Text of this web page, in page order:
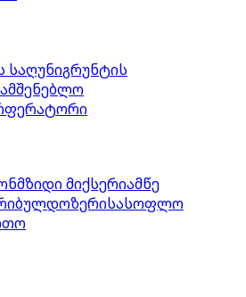
საღუნიგრუნტის
მიქსერიამწე
ბულდოზერისასოფლო